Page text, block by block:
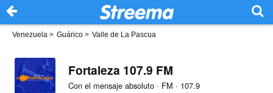
Venezuela > Guárico > Valle de La Pascua
Fortaleza 107.9 FM
Con el mensaje absoluto · FM · 107.9